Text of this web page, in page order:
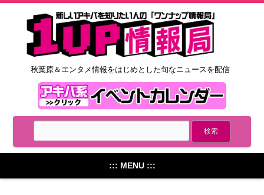
秋葉原＆エンタメ情報をはじめとした旬なニュースを配信
::: MENU :::